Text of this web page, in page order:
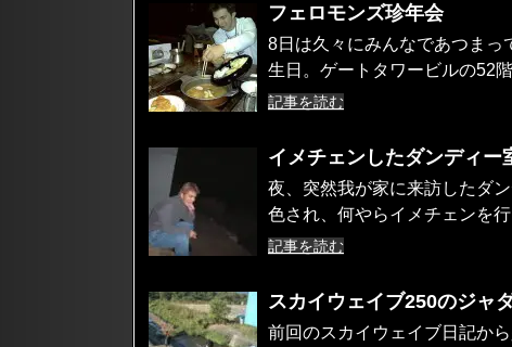
フェロモンズ珍年会
8日は久々にみんなであつまっ
生日。ゲートタワービルの52
記事を読む
イメチェンしたダンディー
夜、突然我が家に来訪したダ
色され、何やらイメチェンを
記事を読む
スカイウェイブ250のジャ
前回のスカイウェイブ日記か